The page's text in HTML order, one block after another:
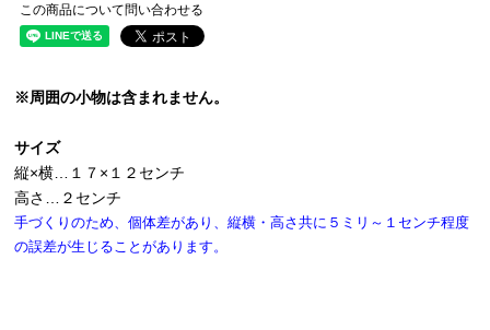
この商品について問い合わせる
※周囲の小物は含まれません。
サイズ
縦×横…１７×１２センチ
高さ…２センチ
手づくりのため、個体差があり、縦横・高さ共に５ミリ～１センチ程度
の誤差が生じることがあります。